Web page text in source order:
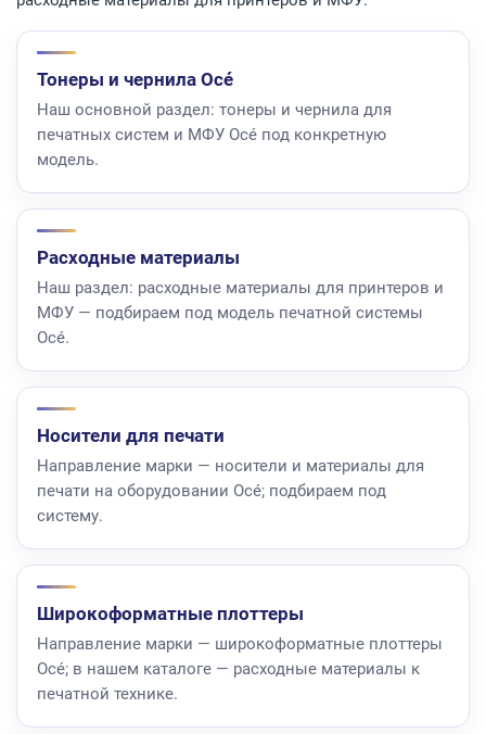
Тонеры и чернила Océ
Наш основной раздел: тонеры и чернила для
печатных систем и МФУ Océ под конкретную
модель.
Расходные материалы
Наш раздел: расходные материалы для принтеров и
МФУ — подбираем под модель печатной системы
Océ.
Носители для печати
Направление марки — носители и материалы для
печати на оборудовании Océ; подбираем под
систему.
Широкоформатные плоттеры
Направление марки — широкоформатные плоттеры
Océ; в нашем каталоге — расходные материалы к
печатной технике.